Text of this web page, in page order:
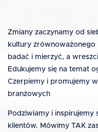
Zmiany zaczynamy od
kultury
badać i mierzyć, a
Edukujemy się na temat
Czerpiemy i promujemy
branżowych
Podziwiamy i inspirujemy
klientów. Mówimy TAK